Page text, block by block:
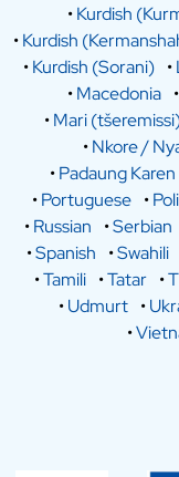
•Kurdish
•Kurdish
•Kurdish (Sorani) •
•Macedonia •
•Mari
•Nkore /
•Padaung
•Portuguese •
•Russian •Serbian
•Spanish •Swahili
•Tamili •Tatar •
•Udmurt •
•